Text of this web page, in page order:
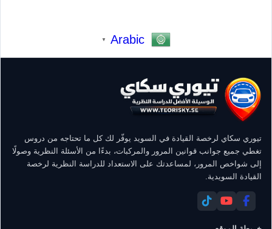
Arabic
▼
تيوري سكاي لرخصة القيادة في السويد يوفّر لك كل ما تحتاجه من دروس
تغطي جميع جوانب قوانين المرور والمركبات، بدءًا من الأسئلة النظرية وصولًا
إلى شواخص المرور، لمساعدتك على الاستعداد للدراسة النظرية لرخصة
القيادة السويدية.